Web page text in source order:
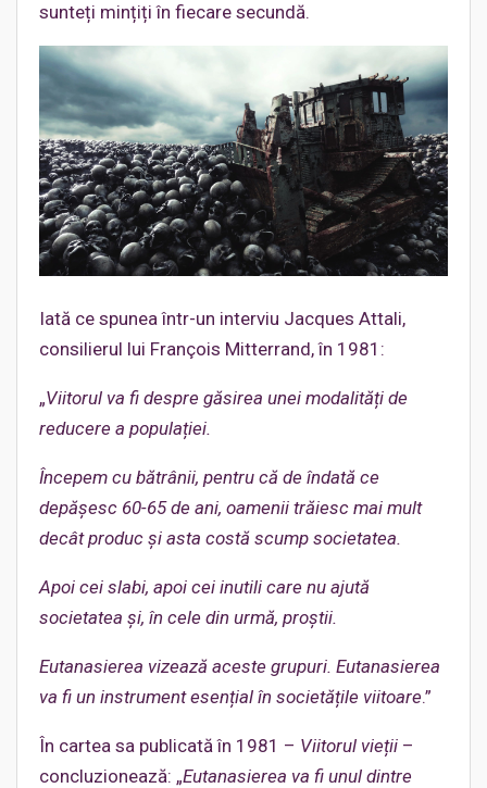
sunteți mințiți în fiecare secundă.
Iată ce spunea într-un interviu Jacques Attali,
consilierul lui François Mitterrand, în 1981:
„Viitorul va fi despre găsirea unei modalități de
reducere a populației.
Începem cu bătrânii, pentru că de îndată ce
depășesc 60-65 de ani, oamenii trăiesc mai mult
decât produc și asta costă scump societatea.
Apoi cei slabi, apoi cei inutili care nu ajută
societatea și, în cele din urmă, proștii.
Eutanasierea vizează aceste grupuri. Eutanasierea
va fi un instrument esențial în societățile viitoare.”
În cartea sa publicată în 1981 – Viitorul vieții –
concluzionează: „Eutanasierea va fi unul dintre